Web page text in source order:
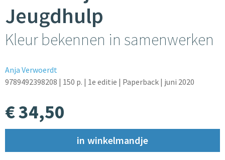
Jeugdhulp
Kleur bekennen in samenwerken
Anja Verwoerdt
9789492398208 | 150 p. | 1e editie | Paperback | juni 2020
€ 34,50